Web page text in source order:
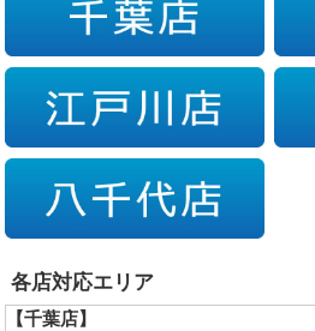
各店対応エリア
【千葉店】